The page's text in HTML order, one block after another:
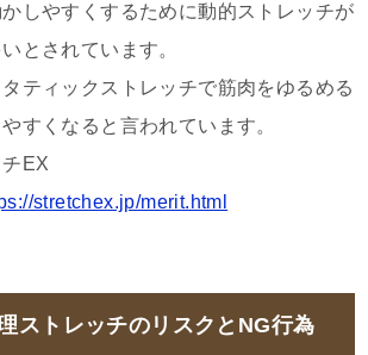
しやすくするために動的ストレッチが
とされています。
ティックストレッチで筋肉をゆるめる
すくなると言われています。
EX
stretchex.jp/merit.html
ストレッチのリスクとNG行為